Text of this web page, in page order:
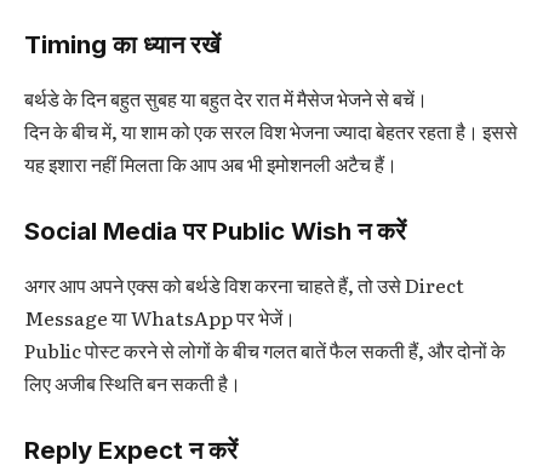
Timing का ध्यान रखें
बर्थडे के दिन बहुत सुबह या बहुत देर रात में मैसेज भेजने से बचें।
दिन के बीच में, या शाम को एक सरल विश भेजना ज्यादा बेहतर रहता है। इससे
यह इशारा नहीं मिलता कि आप अब भी इमोशनली अटैच हैं।
Social Media पर Public Wish न करें
अगर आप अपने एक्स को बर्थडे विश करना चाहते हैं, तो उसे Direct
Message या WhatsApp पर भेजें।
Public पोस्ट करने से लोगों के बीच गलत बातें फैल सकती हैं, और दोनों के
लिए अजीब स्थिति बन सकती है।
Reply Expect न करें